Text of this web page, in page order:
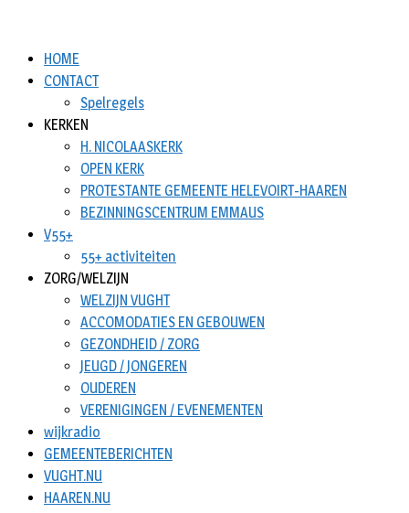
HOME
CONTACT
Spelregels
KERKEN
H. NICOLAASKERK
OPEN KERK
PROTESTANTE GEMEENTE HELEVOIRT-HAAREN
BEZINNINGSCENTRUM EMMAUS
V55+
55+ activiteiten
ZORG/WELZIJN
WELZIJN VUGHT
ACCOMODATIES EN GEBOUWEN
GEZONDHEID / ZORG
JEUGD / JONGEREN
OUDEREN
VERENIGINGEN / EVENEMENTEN
wijkradio
GEMEENTEBERICHTEN
VUGHT.NU
HAAREN.NU